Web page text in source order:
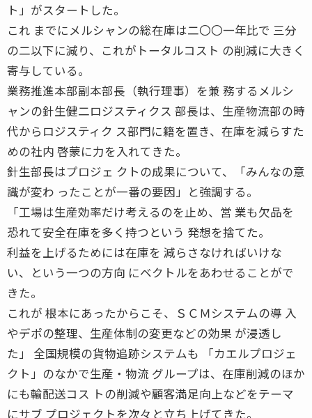
ト」がスタートした。
これ までにメルシャンの総在庫は二〇〇一年比で 三分
の二以下に減り、これがトータルコスト の削減に大きく
寄与している。
業務推進本部副本部長（執行理事）を兼 務するメルシ
ャンの針生健二ロジスティクス 部長は、生産物流部の時
代からロジスティク ス部門に籍を置き、在庫を減らすた
めの社内 啓蒙に力を入れてきた。
針生部長はプロジェ クトの成果について、「みんなの意
識が変わ ったことが一番の要因」と強調する。
「工場は生産効率だけ考えるのを止め、営 業も欠品を
恐れて安全在庫を多く持つという 発想を捨てた。
利益を上げるためには在庫を 減らさなければいけな
い、という一つの方向 にベクトルをあわせることがで
きた。
これが 根本にあったからこそ、ＳＣＭシステムの導 入
やデポの整理、生産体制の変更などの効果 が浸透し
た」 全国規模の貨物追跡システムも 「カエルプロジェ
クト」のなかで生産・物流 グループは、在庫削減のほか
にも輸配送コス トの削減や顧客満足向上などをテーマ
にサブ プロジェクトを次々と立ち上げてきた。